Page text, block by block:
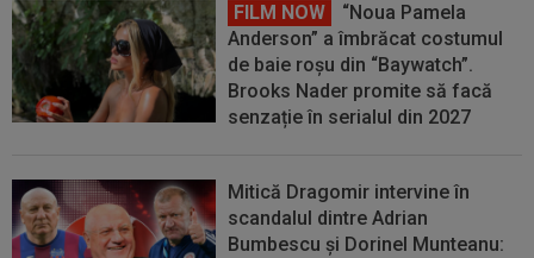
FILM NOW
“Noua Pamela
Anderson” a îmbrăcat costumul
de baie roșu din “Baywatch”.
Brooks Nader promite să facă
senzație în serialul din 2027
Mitică Dragomir intervine în
scandalul dintre Adrian
Bumbescu și Dorinel Munteanu: